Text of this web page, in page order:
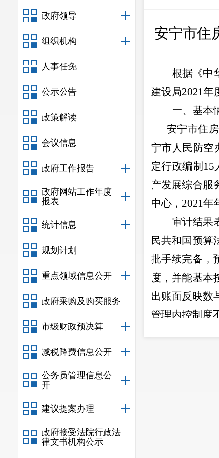
政府领导
组织机构
人事任免
公示公告
政策解读
会议信息
政府工作报告
政府网站工作年度
报表
统计信息
规划计划
重点领域信息公开
政府采购及购买服务
市级财政预决算
减税降费信息公开
公务员管理信息公
开
建议提案办理
政府接受法院行政法
律文书机构公示
安宁市住
根据《中
建设局2021年
一、基本
安宁市住
宁市人民防空
定行政编制 15
产发展综合服
中心 ， 2021年
审计结果
民共和国预算
批手续完备，
度，并能基本
出账面反映数
管理内控制度